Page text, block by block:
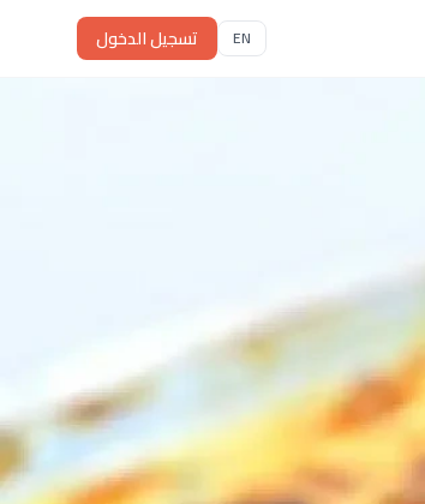
EN تسجيل الدخول